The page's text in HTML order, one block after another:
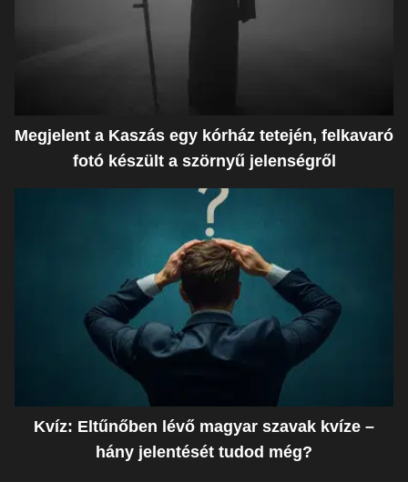
Megjelent a Kaszás egy kórház tetején, felkavaró
fotó készült a szörnyű jelenségről
Kvíz: Eltűnőben lévő magyar szavak kvíze –
hány jelentését tudod még?